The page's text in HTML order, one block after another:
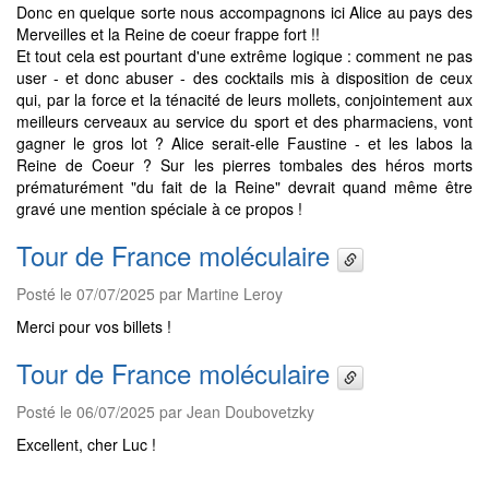
Donc en quelque sorte nous accompagnons ici Alice au pays des
Merveilles et la Reine de coeur frappe fort !!
Et tout cela est pourtant d'une extrême logique : comment ne pas
user - et donc abuser - des cocktails mis à disposition de ceux
qui, par la force et la ténacité de leurs mollets, conjointement aux
meilleurs cerveaux au service du sport et des pharmaciens, vont
gagner le gros lot ? Alice serait-elle Faustine - et les labos la
Reine de Coeur ? Sur les pierres tombales des héros morts
prématurément "du fait de la Reine" devrait quand même être
gravé une mention spéciale à ce propos !
Tour de France moléculaire
Posté le 07/07/2025 par Martine Leroy
Merci pour vos billets !
Tour de France moléculaire
Posté le 06/07/2025 par Jean Doubovetzky
Excellent, cher Luc !